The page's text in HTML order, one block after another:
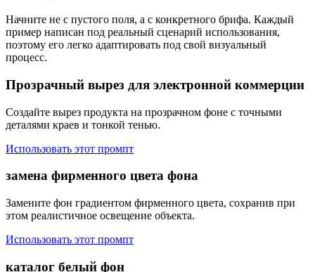
Начните не с пустого поля, а с конкретного брифа. Каждый
пример написан под реальный сценарий использования,
поэтому его легко адаптировать под свой визуальный
процесс.
Прозрачный вырез для электронной коммерции
Создайте вырез продукта на прозрачном фоне с точными
деталями краев и тонкой тенью.
Использовать этот промпт
замена фирменного цвета фона
Замените фон градиентом фирменного цвета, сохранив при
этом реалистичное освещение объекта.
Использовать этот промпт
каталог белый фон